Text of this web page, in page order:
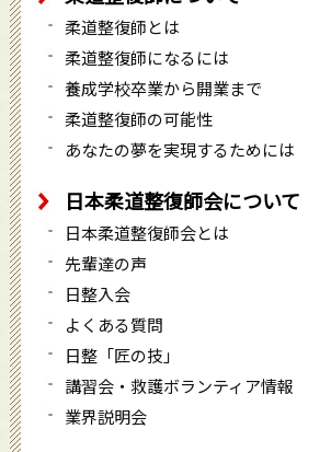
柔道整復師とは
柔道整復師になるには
養成学校卒業から開業まで
柔道整復師の可能性
あなたの夢を実現するためには
日本柔道整復師会について
日本柔道整復師会とは
先輩達の声
日整入会
よくある質問
日整「匠の技」
講習会・救護ボランティア情報
業界説明会